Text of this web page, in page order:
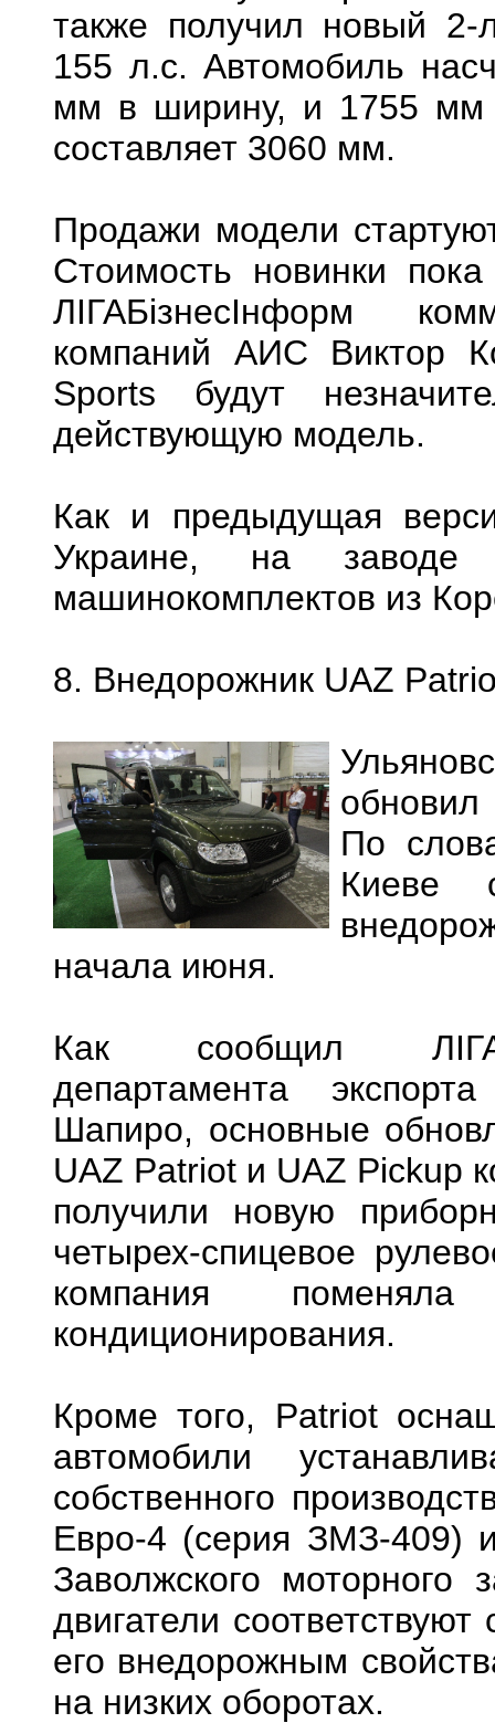
также получил новый 2-
155 л.с. Автомобиль
мм в ширину, и 1755 мм
составляет 3060 мм.
Продажи модели
Стоимость новинки
ЛІГАБізнесІнформ
компаний АИС Виктор
Sports будут
действующую модель.
Как и предыдущая
Украине, на
машинокомплектов из
8. Внедорожник UAZ
По
Киеве
начала июня.
Как сообщил
департамента
Шапиро, основные
UAZ Patriot и UAZ Pickup
получили новую
четырех-спицевое
компания
кондиционирования.
Кроме того, Patriot
автомобили
собственного
Евро-4 (серия ЗМЗ-409)
Заволжского
двигатели
его внедорожным
на низких оборотах.